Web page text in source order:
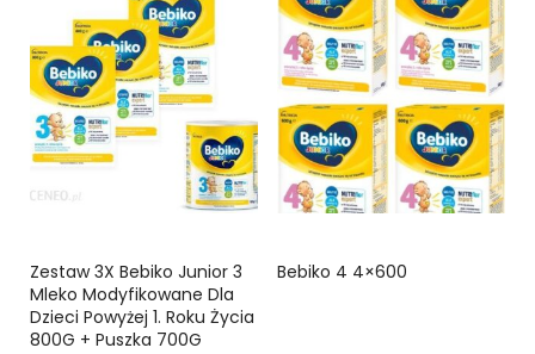
Zestaw 3X Bebiko Junior 3
Mleko Modyfikowane Dla
Dzieci Powyżej 1. Roku Życia
800G + Puszka 700G
Bebiko 4 4×600